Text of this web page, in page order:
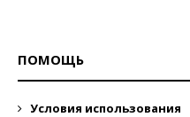
ПОМОЩЬ
Условия использования